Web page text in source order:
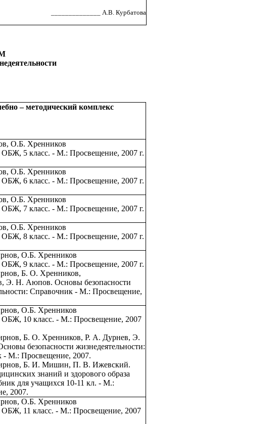
______________ А.В. Курбатова
– методический комплекс
О.Б. Хренников
5 класс. - М.: Просвещение, 2007 г.
О.Б. Хренников
6 класс. - М.: Просвещение, 2007 г.
О.Б. Хренников
7 класс. - М.: Просвещение, 2007 г.
О.Б. Хренников
8 класс. - М.: Просвещение, 2007 г.
О.Б. Хренников
9 класс. - М.: Просвещение, 2007 г.
Б. О. Хренников,
Э. Н. Аюпов. Основы безопасности
Справочник - М.: Просвещение,
О.Б. Хренников
10 класс. - М.: Просвещение, 2007
Б. О. Хренников, Р. А. Дурнев, Э.
безопасности жизнедеятельности:
- М.: Просвещение, 2007.
Б. И. Мишин, П. В. Ижевский.
знаний и здорового образа
для учащихся 10-11 кл. - М.:
2007.
О.Б. Хренников
11 класс. - М.: Просвещение, 2007